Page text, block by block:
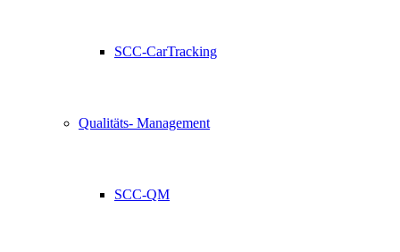
SCC-CarTracking
Qualitäts- Management
SCC-QM